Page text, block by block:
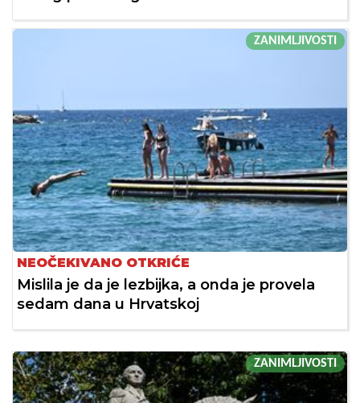
ZANIMLJIVOSTI
NEOČEKIVANO OTKRIĆE
Mislila je da je lezbijka, a onda je provela
sedam dana u Hrvatskoj
ZANIMLJIVOSTI